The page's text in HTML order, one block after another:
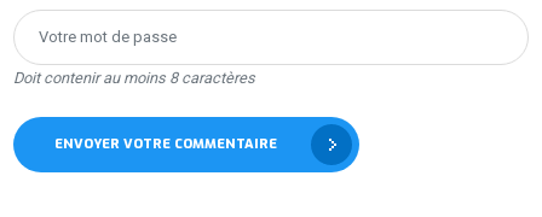
Doit contenir au moins 8 caractères
ENVOYER VOTRE COMMENTAIRE